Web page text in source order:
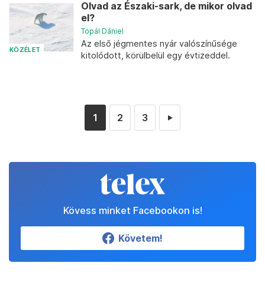
KÖZÉLET
Olvad az Északi-sark, de mikor olvad
el?
Topál Dániel
Az első jégmentes nyár valószínűsége
kitolódott, körülbelül egy évtizeddel.
1 2 3 ►
Kövess minket Facebookon is!
Követem!